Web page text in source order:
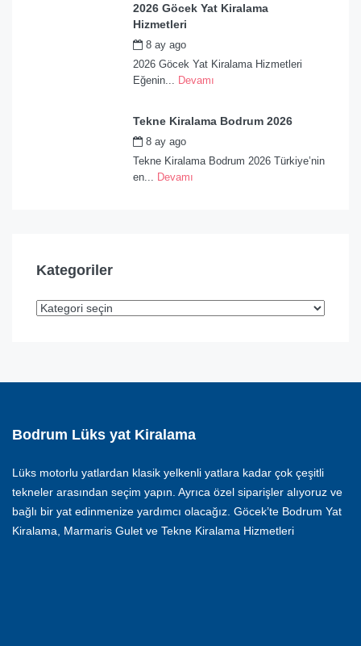
2026 Göcek Yat Kiralama
Hizmetleri
8 ay ago
2026 Göcek Yat Kiralama Hizmetleri
Eğenin... Devamı
Tekne Kiralama Bodrum 2026
8 ay ago
Tekne Kiralama Bodrum 2026 Türkiye’nin
en... Devamı
Kategoriler
Bodrum Lüks yat Kiralama
Lüks motorlu yatlardan klasik yelkenli yatlara kadar çok çeşitli
tekneler arasından seçim yapın. Ayrıca özel siparişler alıyoruz ve
bağlı bir yat edinmenize yardımcı olacağız. Göcek’te Bodrum Yat
Kiralama, Marmaris Gulet ve Tekne Kiralama Hizmetleri